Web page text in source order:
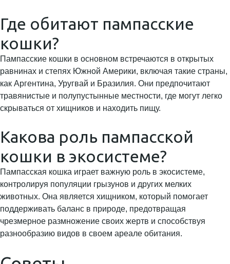
Где обитают пампасские
кошки?
Пампасские кошки в основном встречаются в открытых
равнинах и степях Южной Америки, включая такие страны,
как Аргентина, Уругвай и Бразилия. Они предпочитают
травянистые и полупустынные местности, где могут легко
скрываться от хищников и находить пищу.
Какова роль пампасской
кошки в экосистеме?
Пампасская кошка играет важную роль в экосистеме,
контролируя популяции грызунов и других мелких
животных. Она является хищником, который помогает
поддерживать баланс в природе, предотвращая
чрезмерное размножение своих жертв и способствуя
разнообразию видов в своем ареале обитания.